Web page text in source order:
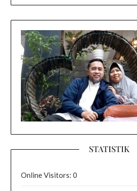
STATISTIK
Online Visitors:0